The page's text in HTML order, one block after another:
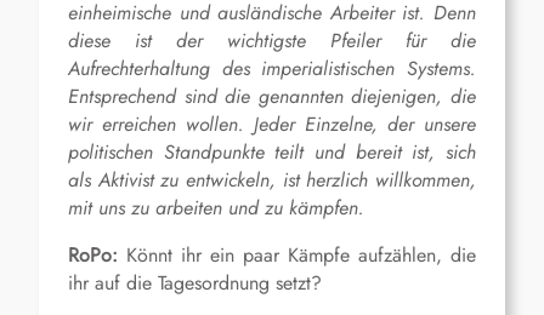
einheimische und ausländische Arbeiter ist. Denn
diese ist der wichtigste Pfeiler für die
Aufrechterhaltung des imperialistischen Systems.
Entsprechend sind die genannten diejenigen, die
wir erreichen wollen. Jeder Einzelne, der unsere
politischen Standpunkte teilt und bereit ist, sich
als Aktivist zu entwickeln, ist herzlich willkommen,
mit uns zu arbeiten und zu kämpfen.
RoPo: Könnt ihr ein paar Kämpfe aufzählen, die
ihr auf die Tagesordnung setzt?